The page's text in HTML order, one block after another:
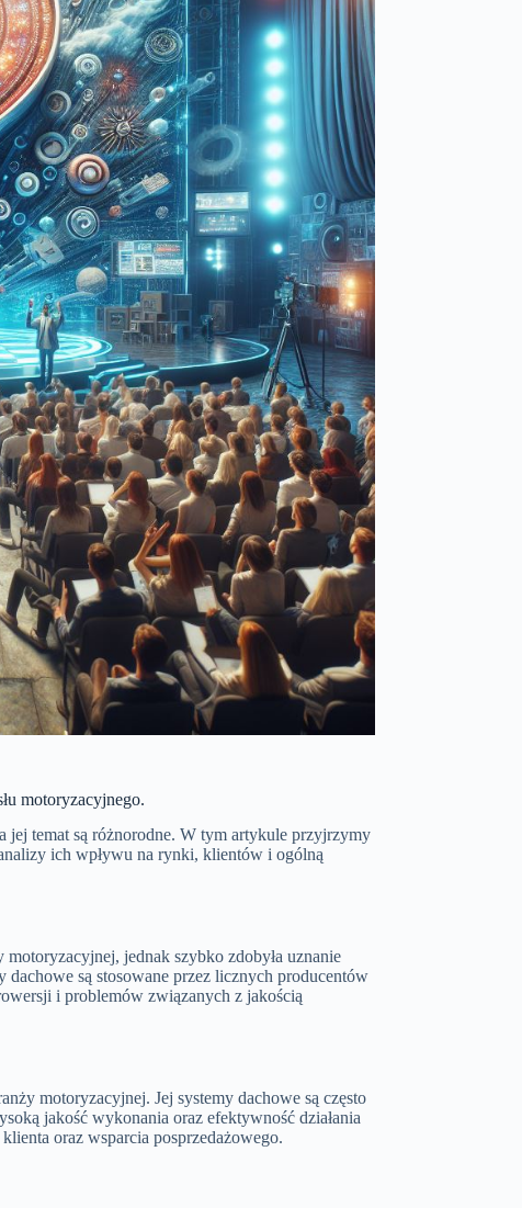
motoryzacyjnego.
jej temat są różnorodne. W tym artykule przyjrzymy
ich wpływu na rynki, klientów i ogólną
jednak szybko zdobyła uznanie
są stosowane przez licznych producentów
i problemów związanych z jakością
motoryzacyjnej. Jej systemy dachowe są często
jakość wykonania oraz efektywność działania
oraz wsparcia posprzedażowego.